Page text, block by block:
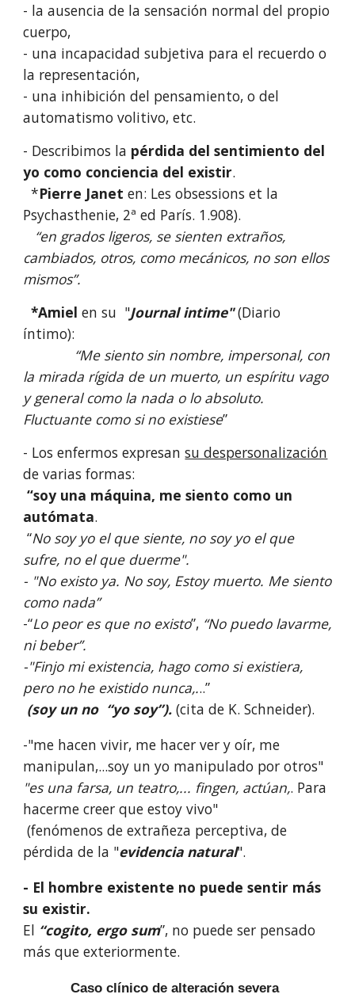
- la ausencia de la sensación normal del propio
cuerpo,
- una incapacidad subjetiva para el recuerdo o
la representación,
- una inhibición del pensamiento, o del
automatismo volitivo, etc.
- Describimos la pérdida del sentimiento del
yo como conciencia del existir.
*Pierre Janeten: Les obsessions et la
Psychasthenie, 2ª ed París. 1.908).
“en grados ligeros, se sienten extraños,
cambiados, otros, como mecánicos, no son ellos
mismos”.
*Amielen su "Journal intime"(Diario
íntimo):
“Me siento sin nombre, impersonal, con
la mirada rígida de un muerto, un espíritu vago
y general como la nada o lo absoluto.
Fluctuante como si no existiese”
- Los enfermos expresansu despersonalización
de varias formas:
“soy una máquina, me siento como un
autómata.
“No soy yo el que siente, no soy yo el que
sufre, no el que duerme".
- "No existo ya. No soy, Estoy muerto. Me siento
como nada”
-“Lo peor es que no existo”, “No puedo lavarme,
ni beber”.
-"Finjo mi existencia, hago como si existiera,
pero no he existido nunca,...”
(soy un no “yo soy”). (cita de K. Schneider).
-"me hacen vivir, me hacer ver y oír, me
manipulan,...soy un yo manipulado por otros"
"es una farsa, un teatro,... fingen, actúan,. Para
hacerme creer que estoy vivo"
(fenómenos de extrañeza perceptiva, de
pérdida de la "evidencia natural".
- El hombre existente no puede sentir más
su existir.
El “cogito, ergo sum”, no puede ser pensado
más que exteriormente.
Caso clínico de alteración severa